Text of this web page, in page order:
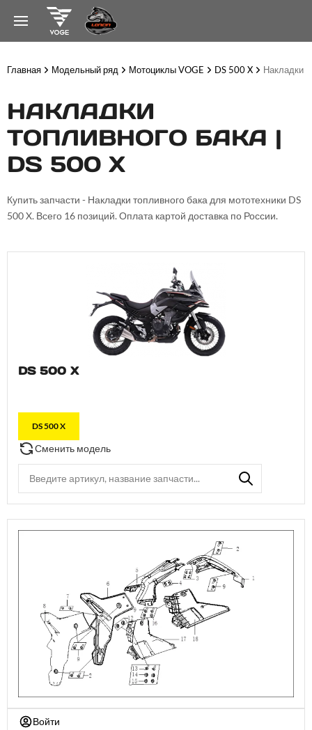
Главная Модельный ряд Мотоциклы VOGE DS 500 X Накладки
НАКЛАДКИ
ТОПЛИВНОГО БАКА |
DS 500 X
Купить запчасти - Накладки топливного бака для мототехники DS
500 X. Всего 16 позиций. Оплата картой доставка по России.
DS 500 X
DS 500 X
Сменить модель
Войти